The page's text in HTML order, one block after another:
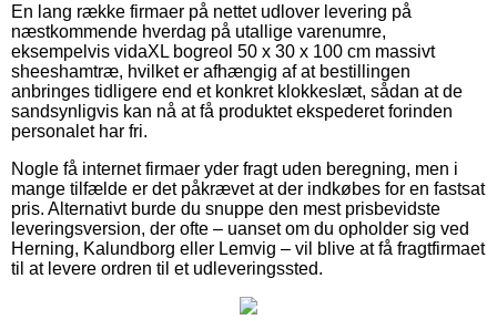
En lang række firmaer på nettet udlover levering på
næstkommende hverdag på utallige varenumre,
eksempelvis vidaXL bogreol 50 x 30 x 100 cm massivt
sheeshamtræ, hvilket er afhængig af at bestillingen
anbringes tidligere end et konkret klokkeslæt, sådan at de
sandsynligvis kan nå at få produktet ekspederet forinden
personalet har fri.
Nogle få internet firmaer yder fragt uden beregning, men i
mange tilfælde er det påkrævet at der indkøbes for en fastsat
pris. Alternativt burde du snuppe den mest prisbevidste
leveringsversion, der ofte – uanset om du opholder sig ved
Herning, Kalundborg eller Lemvig – vil blive at få fragtfirmaet
til at levere ordren til et udleveringssted.